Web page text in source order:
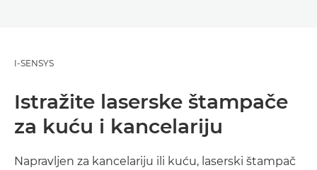
I-SENSYS
Istražite laserske štampače
za kuću i kancelariju
Napravljen za kancelariju ili kuću, laserski štampač